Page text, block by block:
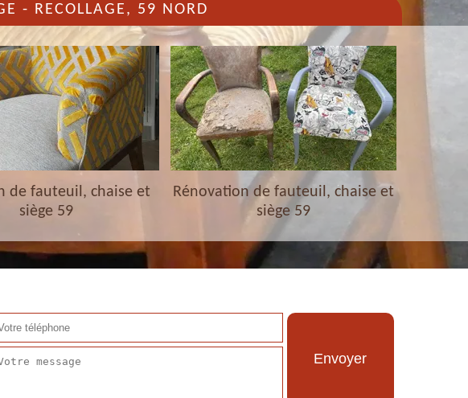
- RECOLLAGE, 59 NORD
de fauteuil, chaise et
siège 59
Rénovation de fauteuil, chaise et
siège 59